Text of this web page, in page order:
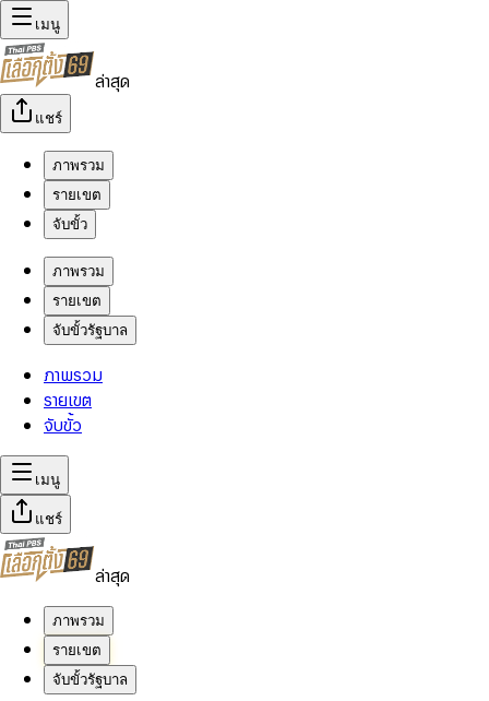
เมนู
ล่าสุด
แชร์
ภาพรวม
รายเขต
จับขั้ว
ภาพรวม
รายเขต
จับขั้วรัฐบาล
ภาพรวม
รายเขต
จับขั้ว
เมนู
แชร์
ล่าสุด
ภาพรวม
รายเขต
จับขั้วรัฐบาล